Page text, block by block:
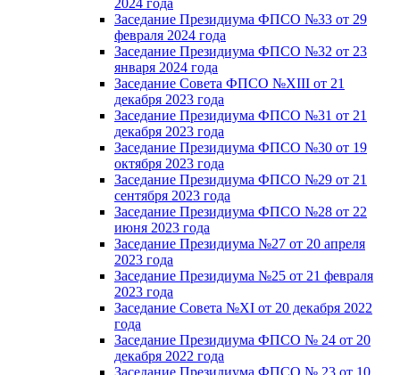
Заседание Президиума ФПСО №33 от 29
февраля 2024 года
Заседание Президиума ФПСО №32 от 23
января 2024 года
Заседание Совета ФПСО №XIII от 21
декабря 2023 года
Заседание Президиума ФПСО №31 от 21
декабря 2023 года
Заседание Президиума ФПСО №30 от 19
октября 2023 года
Заседание Президиума ФПСО №29 от 21
сентября 2023 года
Заседание Президиума ФПСО №28 от 22
июня 2023 года
Заседание Президиума №27 от 20 апреля
2023 года
Заседание Президиума №25 от 21 февраля
2023 года
Заседание Совета №XI от 20 декабря 2022
года
Заседание Президиума ФПСО № 24 от 20
декабря 2022 года
Заседание Президиума ФПСО № 23 от 10